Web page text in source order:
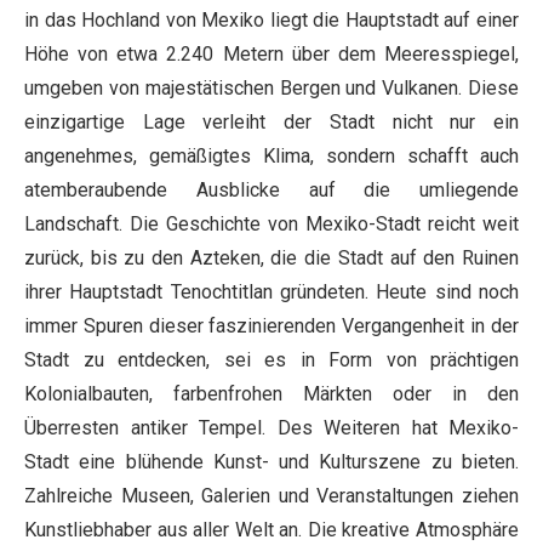
in das Hochland von Mexiko liegt die Hauptstadt auf einer
Höhe von etwa 2.240 Metern über dem Meeresspiegel,
umgeben von majestätischen Bergen und Vulkanen. Diese
einzigartige Lage verleiht der Stadt nicht nur ein
angenehmes, gemäßigtes Klima, sondern schafft auch
atemberaubende Ausblicke auf die umliegende
Landschaft. Die Geschichte von Mexiko-Stadt reicht weit
zurück, bis zu den Azteken, die die Stadt auf den Ruinen
ihrer Hauptstadt Tenochtitlan gründeten. Heute sind noch
immer Spuren dieser faszinierenden Vergangenheit in der
Stadt zu entdecken, sei es in Form von prächtigen
Kolonialbauten, farbenfrohen Märkten oder in den
Überresten antiker Tempel. Des Weiteren hat Mexiko-
Stadt eine blühende Kunst- und Kulturszene zu bieten.
Zahlreiche Museen, Galerien und Veranstaltungen ziehen
Kunstliebhaber aus aller Welt an. Die kreative Atmosphäre